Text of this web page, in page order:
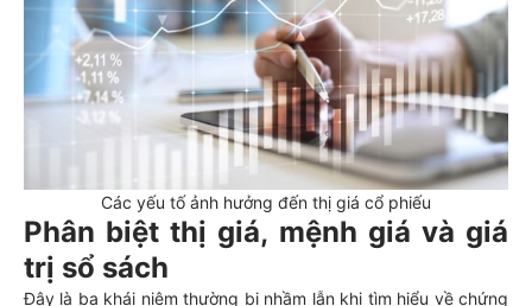
Các yếu tố ảnh hưởng đến thị giá cổ phiếu
Phân biệt thị giá, mệnh giá và giá
trị sổ sách
Đây là ba khái niệm thường bị nhầm lẫn khi tìm hiểu về chứng